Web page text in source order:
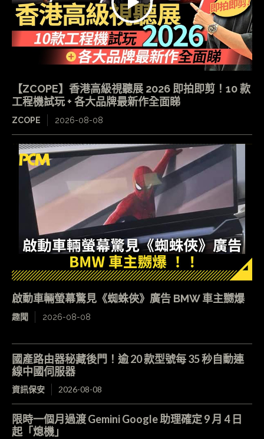
【ZCOPE】香港高級視聽展 2026 即拍即剪！10 款
工程機試玩 + 各大品牌最新作全面睇
ZCOPE 2026-08-08
啟動車輛螢幕驚見《蜘蛛俠》廣告 BMW 車主嬲爆
趣聞 2026-08-08
國產路由器秘藏後門！逾 20 款型號每 35 秒自動連
線中國伺服器
資訊保安 2026-08-08
限時一個月過渡 Gemini Google 助理確定 9 月 4 日
起「熄機」